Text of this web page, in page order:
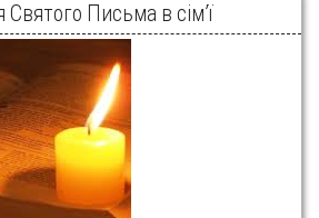
Письма в сім’ї